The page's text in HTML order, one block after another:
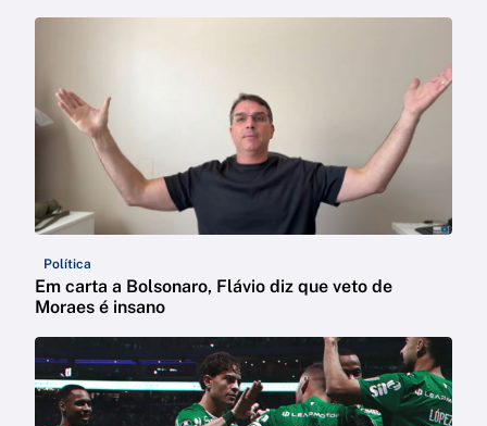
Política
Em carta a Bolsonaro, Flávio diz que veto de
Moraes é insano